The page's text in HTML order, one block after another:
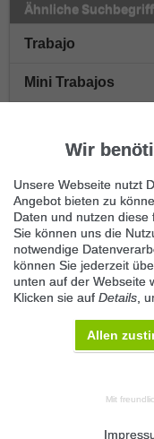
Ähnliche
Trabajo
Mini Trabajos
Raumpflege
Verkauf
Altenpflege
Datenerfassung
Datenschutz
Wir
Unsere Webseite nutzt
Angebot bieten zu
Daten und nutzen diese
Sie können uns die
notwendige
können Sie jederzeit
unten auf der Webseite
Klicken sie auf Details ,
Allen
Mit